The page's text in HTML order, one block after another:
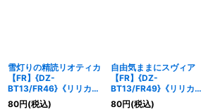
雪灯りの精読リオティカ
【FR】{DZ-
BT13/FR46}《リリカル
モナステリオ》
80円(税込)
自由気ままにスヴィア
【FR】{DZ-
BT13/FR49}《リリカル
モナステリオ》
80円(税込)